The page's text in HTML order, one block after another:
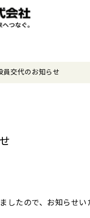
員交代のお知らせ
したので、お知らせい